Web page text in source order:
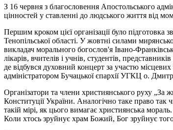
З 16 червня з благословення Апостольського
цінностей у ставленні до людського життя від
Першим кроком цієї організації було
Тенопільської області. У жовтні силами
викладач морального богослов'я Івано-
лікарів, вчителів і учнів, студентів,
де відбувся духовний концерт за участю
адміністратором Бучацької єпархії УГКЦ о.
Організатори та члени християнського руху
Конституції України. Аналогічно таке право так
такій мірі, як цього вимагає християнська
Коли хтось зруйнує храм Божий, Бог зруйнує